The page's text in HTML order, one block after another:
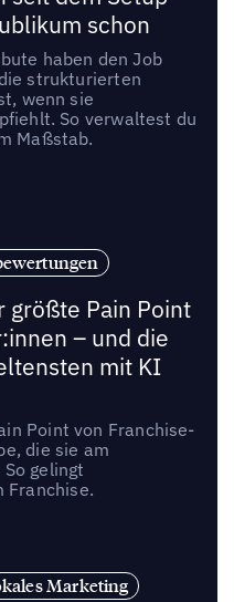
schon
haben den Job
strukturierten
wenn sie
So verwaltest du
Maßstab.
größte Pain Point
– und die
mit KI
Point von Franchise-
die sie am
gelingt
Franchise.
Marketing